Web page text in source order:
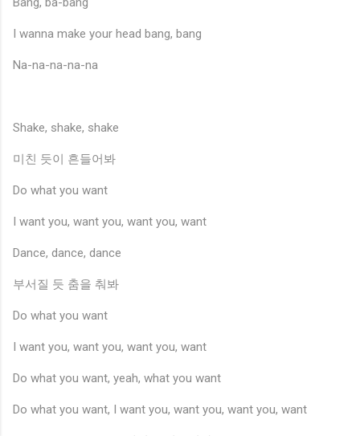
I wanna make your head bang, bang
Na-na-na-na-na
Shake, shake, shake
미친 듯이 흔들어봐
Do what you want
I want you, want you, want you, want
Dance, dance, dance
부서질 듯 춤을 춰봐
Do what you want
I want you, want you, want you, want
Do what you want, yeah, what you want
Do what you want, I want you, want you, want you, want